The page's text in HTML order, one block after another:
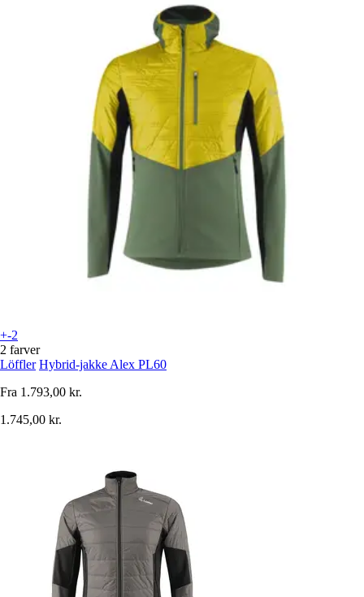
+-2
2 farver
Löffler Hybrid-jakke Alex PL60
Fra 1.793,00 kr.
1.745,00 kr.